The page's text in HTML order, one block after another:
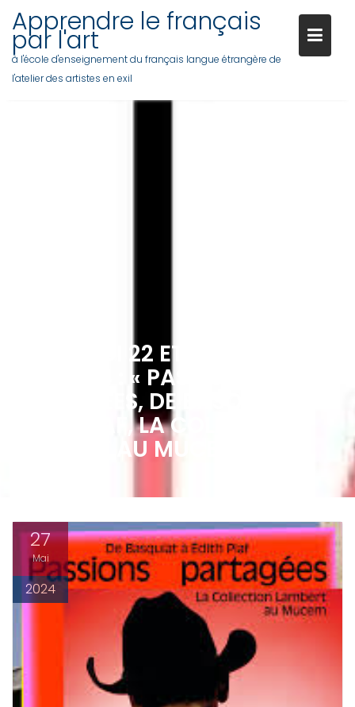
Apprendre le français
par l'art
à l'école d'enseignement du français langue étrangère de
l'atelier des artistes en exil
MERCREDI 22 ET VENDREDI 24
MAI 2024 : « PASSIONS
PARTAGÉES, DE BASQUIAT À
EDITH PIAF, LA COLLECTION
LAMBERT AU MUCEM »
27
Mai
2024